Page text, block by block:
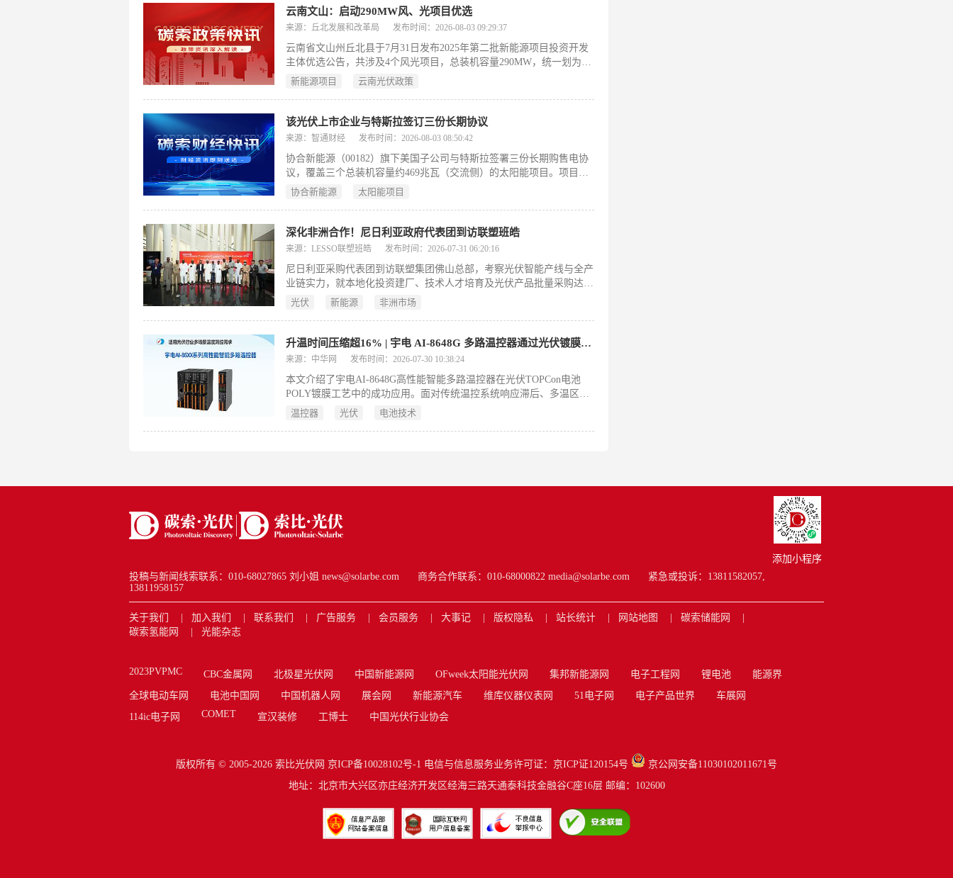
云南文山：启动290MW风、光项目优选
来源：丘北发展和改革局 发布时间：2026-08-03 09:29:37
云南省文山州丘北县于7月31日发布2025年第二批新能源项目投资开发
主体优选公告，共涉及4个风光项目，总装机容量290MW，统一划为一
个标段——其中光伏项目3个、合计230MW，风电项目1个、60MW。
置1至2家合作单位。允许联合体投标，但成员单位须均为新能源开发企
业，总数不超过3家，并需提交明确权责分工及牵头方的联合体协议
新能源项目 云南光伏政策
该光伏上市企业与特斯拉签订三份长期协议
来源：智通财经 发布时间：2026-08-03 08:50:42
协合新能源（00182）旗下美国子公司与特斯拉签署三份长期购售电协
议，覆盖三个总装机容量约469兆瓦（交流侧）的太阳能项目。项目全
部投产后，每年将向特斯拉供应约1200吉瓦时清洁电力，首个项目预计
长。公司已前瞻性布局美国市场，除上述项目外，另有超4吉瓦发电资
源处于不同开发阶段，形成扎实的项目储备。作为总部位于新加坡的清
施的投资、运营与解决方案，致力于推动全球可持续能源转型。
协合新能源 太阳能项目
深化非洲合作！尼日利亚政府代表团到访联塑班皓
来源：LESSO联塑班皓 发布时间：2026-07-31 06:20:16
尼日利亚采购代表团到访联塑集团佛山总部，考察光伏智能产线与全产
业链实力，就本地化投资建厂、技术人才培育及光伏产品批量采购达成
初步共识，彰显中国光伏企业助力非洲绿色能源转型的务实路径。
光伏 新能源 非洲市场
升温时间压缩超16% | 宇电 AI-8648G 多路温控器通过光伏镀膜工艺验证
来源：中华网 发布时间：2026-07-30 10:38:24
本文介绍了宇电AI-8648G高性能智能多路温控器在光伏TOPCon电池
POLY镀膜工艺中的成功应用。面对传统温控系统响应滞后、多温区耦
合干扰及工艺裕量过大等行业痛点，该温控器依托自研串级控制自整定
温控器 光伏 电池技术
添加小程序
投稿与新闻线索联系：010-68027865 刘小姐 news@solarbe.com
商务合作联系：010-68000822 media@solarbe.com
紧急或投诉：13811582057,
13811958157
关于我们 加入我们 联系我们 广告服务 会员服务 大事记 版权隐私 站长统计 网站地图
碳索储能网
碳索氢能网
光能杂志
2023PVPMC CBC金属网 北极星光伏网 中国新能源网 OFweek太阳能光伏网 集邦新能源网 电子工程网 锂电池
能源界
全球电动车网
电池中国网 中国机器人网 展会网 新能源汽车 维库仪器仪表网 51电子网 电子产品世界
车展网
114ic电子网
COMET 宣汉装修 工博士 中国光伏行业协会
版权所有 © 2005-2026 索比光伏网 京ICP备10028102号-1 电信与信息服务业务许可证：京ICP证120154号
京公网安备11030102011671号
地址：北京市大兴区亦庄经济开发区经海三路天通泰科技金融谷C座16层 邮编：102600